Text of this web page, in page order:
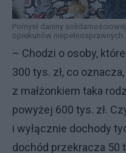
Pomysł daniny
opiekunów niepełnosprawnych.
– Chodzi o osoby,
300 tys. zł, co
z małżonkiem taka
powyżej 600 tys. zł.
i wyłącznie dochody
dochód przekracza 50